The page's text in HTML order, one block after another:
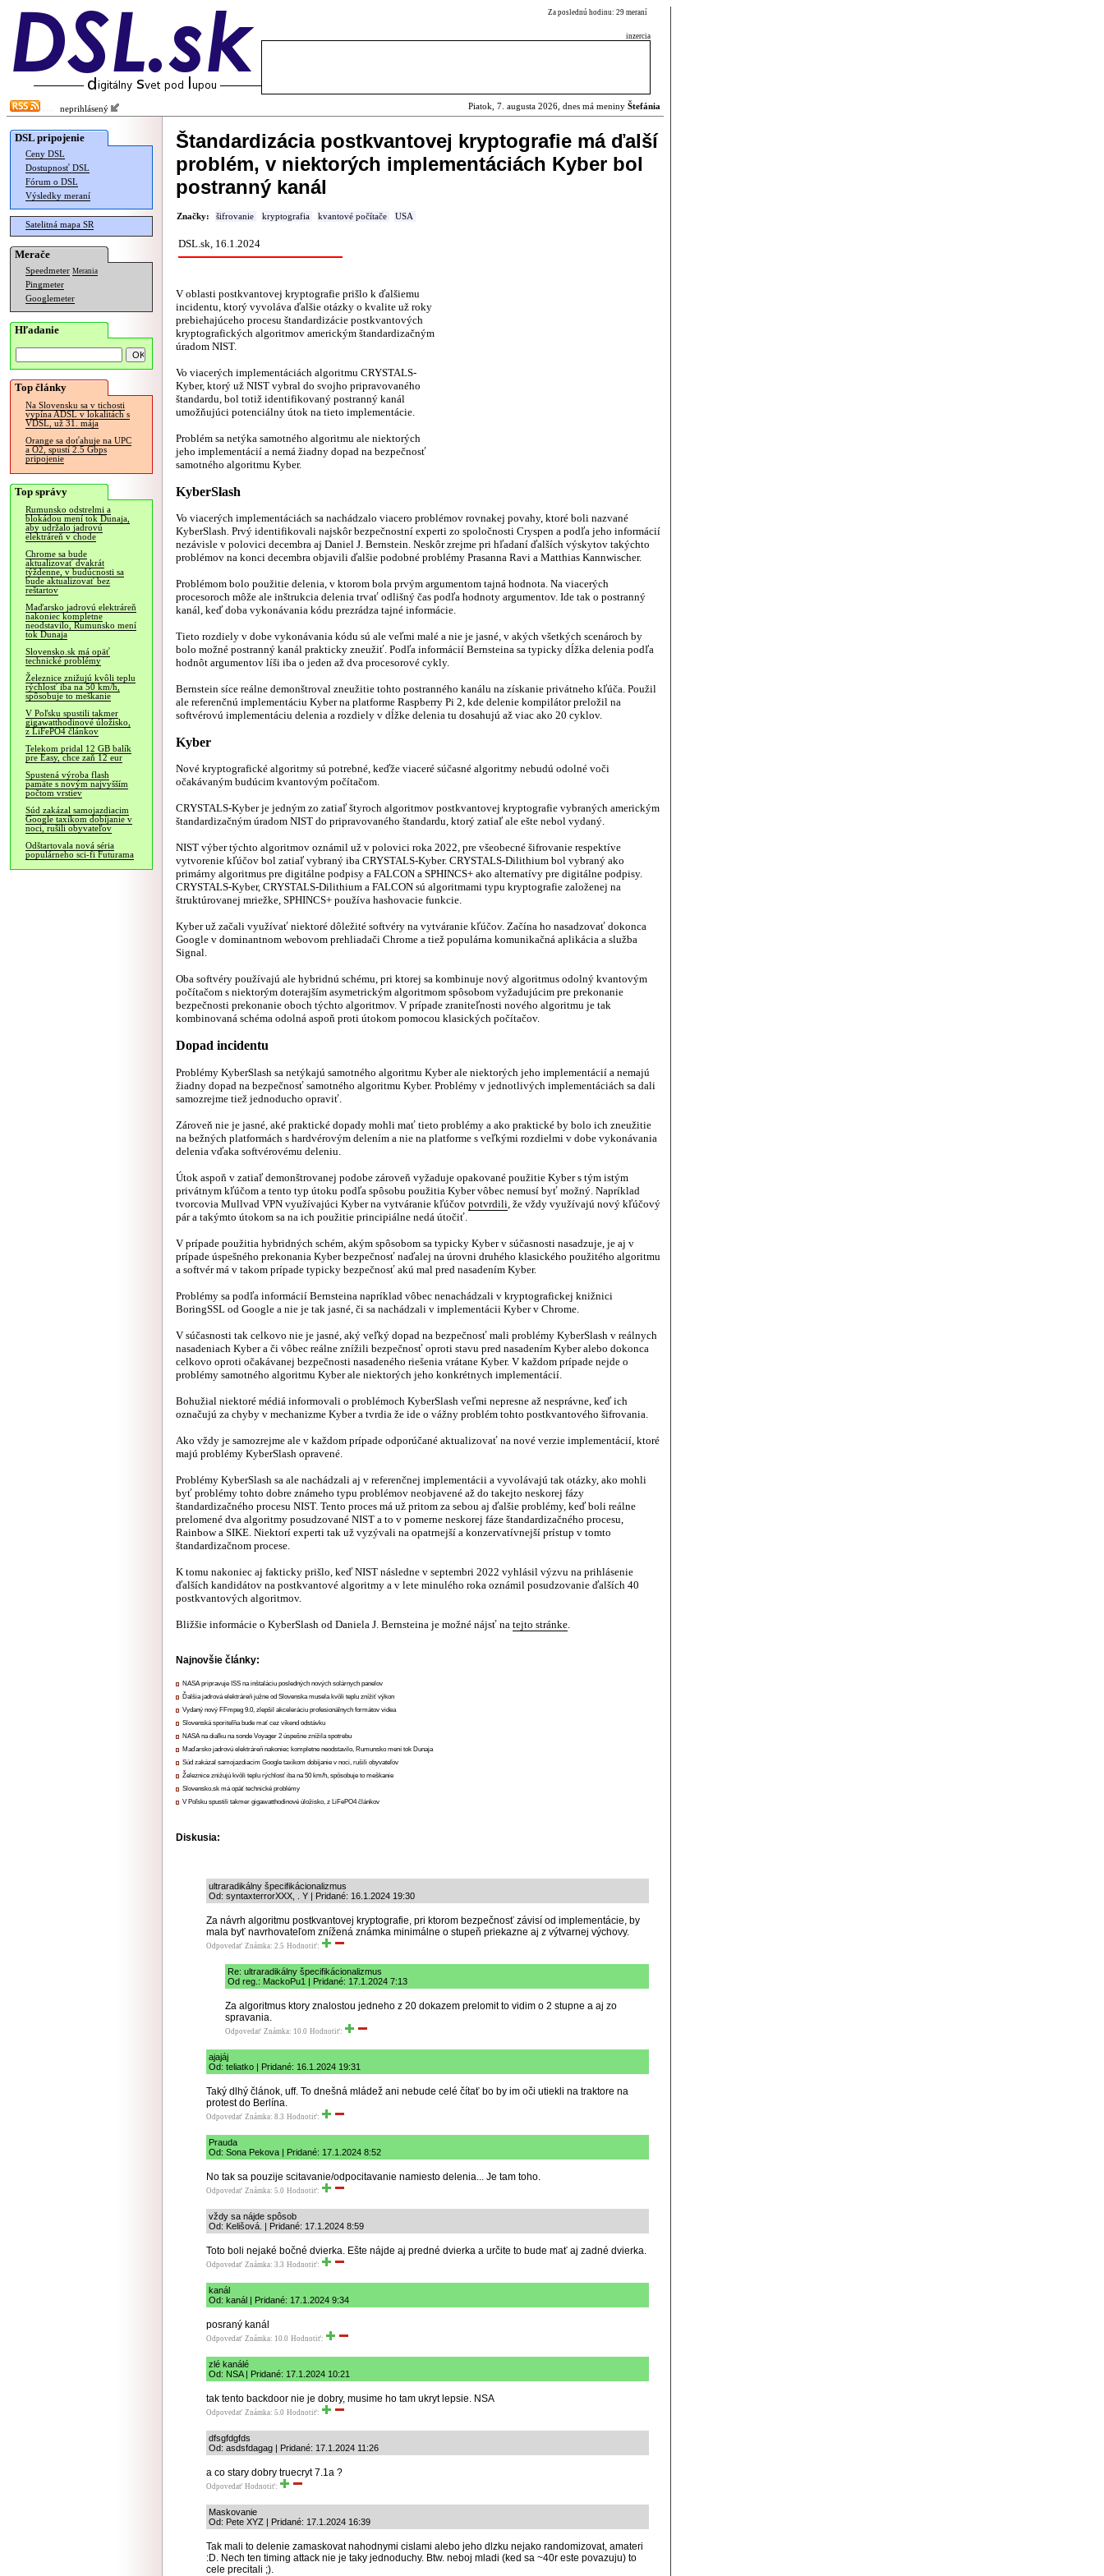
Za poslednú hodinu: 29 meraní
inzercia
neprihlásený Piatok, 7. augusta 2026, dnes má meniny Štefánia
DSL pripojenie
Ceny DSL
Dostupnosť DSL
Fórum o DSL
Výsledky meraní
Satelitná mapa SR
Merače
Speedmeter Merania
Pingmeter
Googlemeter
Hľadanie
Top články
Na Slovensku sa v tichosti
vypína ADSL v lokalitách s
VDSL, už 31. mája
Orange sa doťahuje na UPC
a O2, spustí 2.5 Gbps
pripojenie
Top správy
Rumunsko odstrelmi a
blokádou mení tok Dunaja,
aby udržalo jadrovú
elektráreň v chode
Chrome sa bude
aktualizovať dvakrát
týždenne, v budúcnosti sa
bude aktualizovať bez
reštartov
Maďarsko jadrovú elektráreň
nakoniec kompletne
neodstavilo, Rumunsko mení
tok Dunaja
Slovensko.sk má opäť
technické problémy
Železnice znižujú kvôli teplu
rýchlosť iba na 50 km/h,
spôsobuje to meškanie
V Poľsku spustili takmer
gigawatthodinové úložisko,
z LiFePO4 článkov
Telekom pridal 12 GB balík
pre Easy, chce zaň 12 eur
Spustená výroba flash
pamäte s novým najvyšším
počtom vrstiev
Súd zakázal samojazdiacim
Google taxíkom dobíjanie v
noci, rušili obyvateľov
Odštartovala nová séria
populárneho sci-fi Futurama
Štandardizácia postkvantovej kryptografie má ďalší
problém, v niektorých implementáciách Kyber bol
postranný kanál
Značky: šifrovanie kryptografia kvantové počítače USA
DSL.sk, 16.1.2024
V oblasti postkvantovej kryptografie prišlo k ďalšiemu
incidentu, ktorý vyvoláva ďalšie otázky o kvalite už roky
prebiehajúceho procesu štandardizácie postkvantových
kryptografických algoritmov americkým štandardizačným
úradom NIST.
Vo viacerých implementáciách algoritmu CRYSTALS-
Kyber, ktorý už NIST vybral do svojho pripravovaného
štandardu, bol totiž identifikovaný postranný kanál
umožňujúci potenciálny útok na tieto implementácie.
Problém sa netýka samotného algoritmu ale niektorých
jeho implementácií a nemá žiadny dopad na bezpečnosť
samotného algoritmu Kyber.
KyberSlash
Vo viacerých implementáciách sa nachádzalo viacero problémov rovnakej povahy, ktoré boli nazvané
KyberSlash. Prvý identifikovali najskôr bezpečnostní experti zo spoločnosti Cryspen a podľa jeho informácií
nezávisle v polovici decembra aj Daniel J. Bernstein. Neskôr zrejme pri hľadaní ďalších výskytov takýchto
problémov na konci decembra objavili ďalšie podobné problémy Prasanna Ravi a Matthias Kannwischer.
Problémom bolo použitie delenia, v ktorom bola prvým argumentom tajná hodnota. Na viacerých
procesoroch môže ale inštrukcia delenia trvať odlišný čas podľa hodnoty argumentov. Ide tak o postranný
kanál, keď doba vykonávania kódu prezrádza tajné informácie.
Tieto rozdiely v dobe vykonávania kódu sú ale veľmi malé a nie je jasné, v akých všetkých scenároch by
bolo možné postranný kanál prakticky zneužiť. Podľa informácií Bernsteina sa typicky dĺžka delenia podľa
hodnôt argumentov líši iba o jeden až dva procesorové cykly.
Bernstein síce reálne demonštroval zneužitie tohto postranného kanálu na získanie privátneho kľúča. Použil
ale referenčnú implementáciu Kyber na platforme Raspberry Pi 2, kde delenie kompilátor preložil na
softvérovú implementáciu delenia a rozdiely v dĺžke delenia tu dosahujú až viac ako 20 cyklov.
Kyber
Nové kryptografické algoritmy sú potrebné, keďže viaceré súčasné algoritmy nebudú odolné voči
očakávaným budúcim kvantovým počítačom.
CRYSTALS-Kyber je jedným zo zatiaľ štyroch algoritmov postkvantovej kryptografie vybraných americkým
štandardizačným úradom NIST do pripravovaného štandardu, ktorý zatiaľ ale ešte nebol vydaný.
NIST výber týchto algoritmov oznámil už v polovici roka 2022, pre všeobecné šifrovanie respektíve
vytvorenie kľúčov bol zatiaľ vybraný iba CRYSTALS-Kyber. CRYSTALS-Dilithium bol vybraný ako
primárny algoritmus pre digitálne podpisy a FALCON a SPHINCS+ ako alternatívy pre digitálne podpisy.
CRYSTALS-Kyber, CRYSTALS-Dilithium a FALCON sú algoritmami typu kryptografie založenej na
štruktúrovanej mriežke, SPHINCS+ používa hashovacie funkcie.
Kyber už začali využívať niektoré dôležité softvéry na vytváranie kľúčov. Začína ho nasadzovať dokonca
Google v dominantnom webovom prehliadači Chrome a tiež populárna komunikačná aplikácia a služba
Signal.
Oba softvéry používajú ale hybridnú schému, pri ktorej sa kombinuje nový algoritmus odolný kvantovým
počítačom s niektorým doterajším asymetrickým algoritmom spôsobom vyžadujúcim pre prekonanie
bezpečnosti prekonanie oboch týchto algoritmov. V prípade zraniteľnosti nového algoritmu je tak
kombinovaná schéma odolná aspoň proti útokom pomocou klasických počítačov.
Dopad incidentu
Problémy KyberSlash sa netýkajú samotného algoritmu Kyber ale niektorých jeho implementácií a nemajú
žiadny dopad na bezpečnosť samotného algoritmu Kyber. Problémy v jednotlivých implementáciách sa dali
samozrejme tiež jednoducho opraviť.
Zároveň nie je jasné, aké praktické dopady mohli mať tieto problémy a ako praktické by bolo ich zneužitie
na bežných platformách s hardvérovým delením a nie na platforme s veľkými rozdielmi v dobe vykonávania
delenia vďaka softvérovému deleniu.
Útok aspoň v zatiaľ demonštrovanej podobe zároveň vyžaduje opakované použitie Kyber s tým istým
privátnym kľúčom a tento typ útoku podľa spôsobu použitia Kyber vôbec nemusí byť možný. Napríklad
tvorcovia Mullvad VPN využívajúci Kyber na vytváranie kľúčov potvrdili , že vždy využívajú nový kľúčový
pár a takýmto útokom sa na ich použitie principiálne nedá útočiť.
V prípade použitia hybridných schém, akým spôsobom sa typicky Kyber v súčasnosti nasadzuje, je aj v
prípade úspešného prekonania Kyber bezpečnosť naďalej na úrovni druhého klasického použitého algoritmu
a softvér má v takom prípade typicky bezpečnosť akú mal pred nasadením Kyber.
Problémy sa podľa informácií Bernsteina napríklad vôbec nenachádzali v kryptografickej knižnici
BoringSSL od Google a nie je tak jasné, či sa nachádzali v implementácii Kyber v Chrome.
V súčasnosti tak celkovo nie je jasné, aký veľký dopad na bezpečnosť mali problémy KyberSlash v reálnych
nasadeniach Kyber a či vôbec reálne znížili bezpečnosť oproti stavu pred nasadením Kyber alebo dokonca
celkovo oproti očakávanej bezpečnosti nasadeného riešenia vrátane Kyber. V každom prípade nejde o
problémy samotného algoritmu Kyber ale niektorých jeho konkrétnych implementácií.
Bohužial niektoré médiá informovali o problémoch KyberSlash veľmi nepresne až nesprávne, keď ich
označujú za chyby v mechanizme Kyber a tvrdia že ide o vážny problém tohto postkvantového šifrovania.
Ako vždy je samozrejme ale v každom prípade odporúčané aktualizovať na nové verzie implementácií, ktoré
majú problémy KyberSlash opravené.
Problémy KyberSlash sa ale nachádzali aj v referenčnej implementácii a vyvolávajú tak otázky, ako mohli
byť problémy tohto dobre známeho typu problémov neobjavené až do takejto neskorej fázy
štandardizačného procesu NIST. Tento proces má už pritom za sebou aj ďalšie problémy, keď boli reálne
prelomené dva algoritmy posudzované NIST a to v pomerne neskorej fáze štandardizačného procesu,
Rainbow a SIKE. Niektorí experti tak už vyzývali na opatrnejší a konzervatívnejší prístup v tomto
štandardizačnom procese.
K tomu nakoniec aj fakticky prišlo, keď NIST následne v septembri 2022 vyhlásil výzvu na prihlásenie
ďalších kandidátov na postkvantové algoritmy a v lete minulého roka oznámil posudzovanie ďalších 40
postkvantových algoritmov.
Bližšie informácie o KyberSlash od Daniela J. Bernsteina je možné nájsť na tejto stránke
Najnovšie články:
NASA pripravuje ISS na inštaláciu posledných nových solárnych panelov
Ďalšia jadrová elektráreň južne od Slovenska musela kvôli teplu znížiť výkon
Vydaný nový FFmpeg 9.0, zlepšil akceleráciu profesionálnych formátov videa
Slovenská sporiteľňa bude mať cez víkend odstávku
NASA na diaľku na sonde Voyager 2 úspešne znížila spotrebu
Maďarsko jadrovú elektráreň nakoniec kompletne neodstavilo, Rumunsko mení tok Dunaja
Súd zakázal samojazdiacim Google taxíkom dobíjanie v noci, rušili obyvateľov
Železnice znižujú kvôli teplu rýchlosť iba na 50 km/h, spôsobuje to meškanie
Slovensko.sk má opäť technické problémy
V Poľsku spustili takmer gigawatthodinové úložisko, z LiFePO4 článkov
Diskusia:
ultraradikálny špecifikácionalizmus
Od: syntaxterrorXXX, . Y | Pridané: 16.1.2024 19:30
Za návrh algoritmu postkvantovej kryptografie, pri ktorom bezpečnosť závisí od implementácie, by
mala byť navrhovateľom znížená známka minimálne o stupeň priekazne aj z výtvarnej výchovy.
Odpovedať Známka: 2.5 Hodnotiť:
Re: ultraradikálny špecifikácionalizmus
Od reg.: MackoPu1 | Pridané: 17.1.2024 7:13
Za algoritmus ktory znalostou jedneho z 20 dokazem prelomit to vidim o 2 stupne a aj zo
spravania.
Odpovedať Známka: 10.0 Hodnotiť:
ajajáj
Od: teliatko | Pridané: 16.1.2024 19:31
Taký dlhý článok, uff. To dnešná mládež ani nebude celé čítať bo by im oči utiekli na traktore na
protest do Berlína.
Odpovedať Známka: 8.3 Hodnotiť:
Prauda
Od: Sona Pekova | Pridané: 17.1.2024 8:52
No tak sa pouzije scitavanie/odpocitavanie namiesto delenia... Je tam toho.
Odpovedať Známka: 5.0 Hodnotiť:
vždy sa nájde spôsob
Od: Kelišová. | Pridané: 17.1.2024 8:59
Toto boli nejaké bočné dvierka. Ešte nájde aj predné dvierka a určite to bude mať aj zadné dvierka.
Odpovedať Známka: 3.3 Hodnotiť:
kanál
Od: kanál | Pridané: 17.1.2024 9:34
posraný kanál
Odpovedať Známka: 10.0 Hodnotiť:
zlé kanálé
Od: NSA | Pridané: 17.1.2024 10:21
tak tento backdoor nie je dobry, musime ho tam ukryt lepsie. NSA
Odpovedať Známka: 5.0 Hodnotiť:
dfsgfdgfds
Od: asdsfdagag | Pridané: 17.1.2024 11:26
a co stary dobry truecryt 7.1a ?
Odpovedať Hodnotiť:
Maskovanie
Od: Pete XYZ | Pridané: 17.1.2024 16:39
Tak mali to delenie zamaskovat nahodnymi cislami alebo jeho dlzku nejako randomizovat, amateri
:D. Nech ten timing attack nie je taky jednoduchy. Btw. neboj mladi (ked sa ~40r este povazuju) to
cele precitali ;).